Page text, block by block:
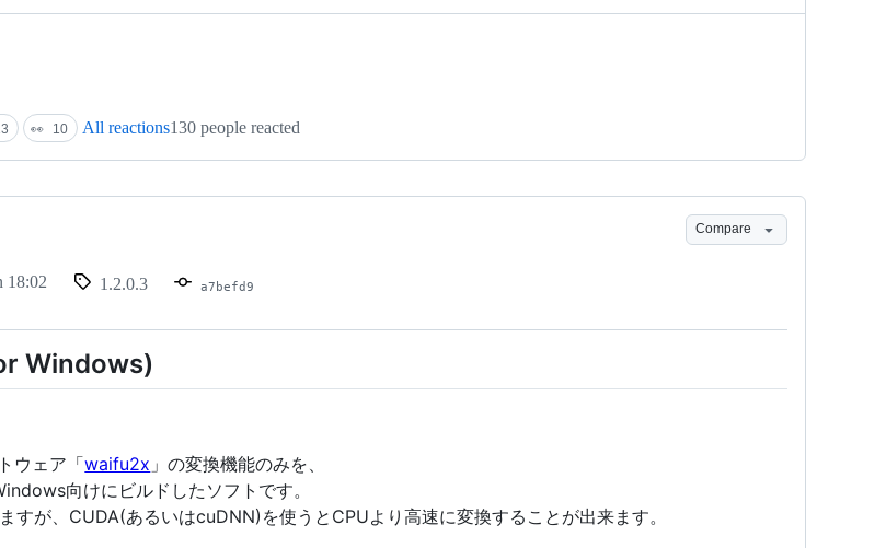
👀 10 All reactions130 people reacted
Compare
18:02 1.2.0.3 a7befd9
Windows)
ウェア「waifu2x 」の変換機能のみを、
向けにビルドしたソフトです。
すが、CUDA(あるいはcuDNN)を使うとCPUより高速に変換することが出来ます。